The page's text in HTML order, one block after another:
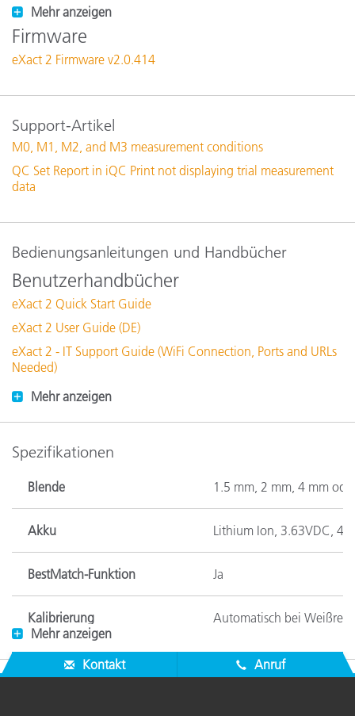
Mehr anzeigen
Firmware
eXact 2 Firmware v2.0.414
Support-Artikel
M0, M1, M2, and M3 measurement conditions
QC Set Report in iQC Print not displaying trial measurement
data
Bedienungsanleitungen und Handbücher
Benutzerhandbücher
eXact 2 Quick Start Guide
eXact 2 User Guide (DE)
eXact 2 - IT Support Guide (WiFi Connection, Ports and URLs
Needed)
Mehr anzeigen
Spezifikationen
Blende 1.5 mm, 2 mm, 4 mm
Akku Lithium Ion, 3.63VDC,
BestMatch-Funktion Ja
Kalibrierung Automatisch bei
Farbunterschiede CIE ∆E* (1976),
Mehr anzeigen
Kontakt
Anruf